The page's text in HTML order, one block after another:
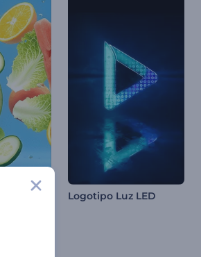
Logotipo Luz LED